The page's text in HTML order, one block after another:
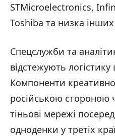
STMicroelectronics,
Toshiba та низка
Спецслужби та
відстежують
Компоненти
російською стороною
тіньові мережі
одноденки у третіх